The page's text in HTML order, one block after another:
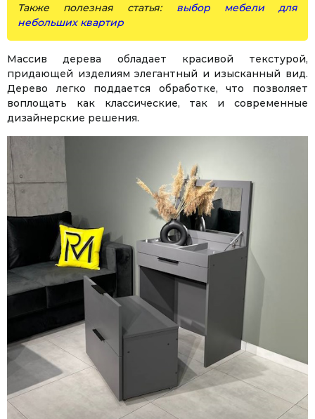
Также полезная статья:
выбор мебели для
небольших квартир
Массив дерева обладает красивой текстурой,
придающей изделиям элегантный и изысканный вид.
Дерево легко поддается обработке, что позволяет
воплощать как классические, так и современные
дизайнерские решения.